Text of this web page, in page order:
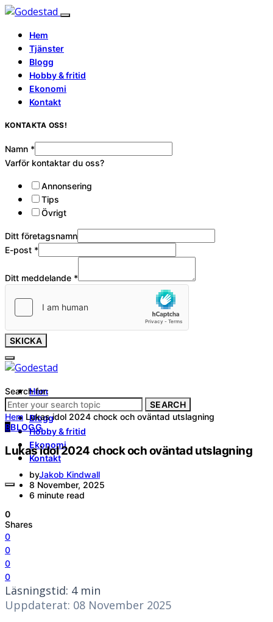
Hem
Tjänster
Blogg
Hobby & fritid
Ekonomi
Kontakt
KONTAKTA OSS!
Namn *
Varför kontaktar du oss?
Annonsering
Tips
Övrigt
Ditt företagsnamn
E-post *
Ditt meddelande *
SKICKA
Hem
Tjänster
Blogg
Hobby & fritid
Ekonomi
Kontakt
Search for:
SEARCH
Hem Lukas idol 2024 chock och oväntad utslagning
BBLOGG
Lukas idol 2024 chock och oväntad utslagning
byJakob Kindwall
8 November, 2025
6 minute read
0
Shares
0
0
0
0
Läsningstid: 4 min
Uppdaterat: 08 November 2025